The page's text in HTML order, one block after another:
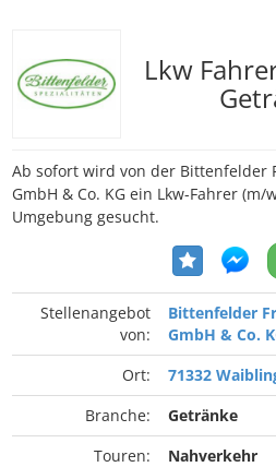
Lkw
Ab sofort wird von der Bittenfelder
GmbH & Co. KG ein Lkw-Fahrer
Umgebung gesucht.
Stellenangebot
von:
Bittenfelder
GmbH & Co.
Ort:
71332
Branche:
Getränke
Touren:
Nahverkehr